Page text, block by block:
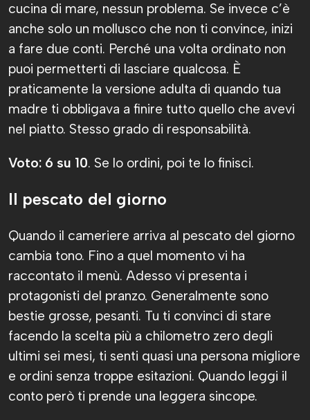
cucina di mare, nessun problema. Se invece c’è
anche solo un mollusco che non ti convince, inizi
a fare due conti. Perché una volta ordinato non
puoi permetterti di lasciare qualcosa. È
praticamente la versione adulta di quando tua
madre ti obbligava a finire tutto quello che avevi
nel piatto. Stesso grado di responsabilità.
Voto: 6 su 10. Se lo ordini, poi te lo finisci.
Il pescato del giorno
Quando il cameriere arriva al pescato del giorno
cambia tono. Fino a quel momento vi ha
raccontato il menù. Adesso vi presenta i
protagonisti del pranzo. Generalmente sono
bestie grosse, pesanti. Tu ti convinci di stare
facendo la scelta più a chilometro zero degli
ultimi sei mesi, ti senti quasi una persona migliore
e ordini senza troppe esitazioni. Quando leggi il
conto però ti prende una leggera sincope.